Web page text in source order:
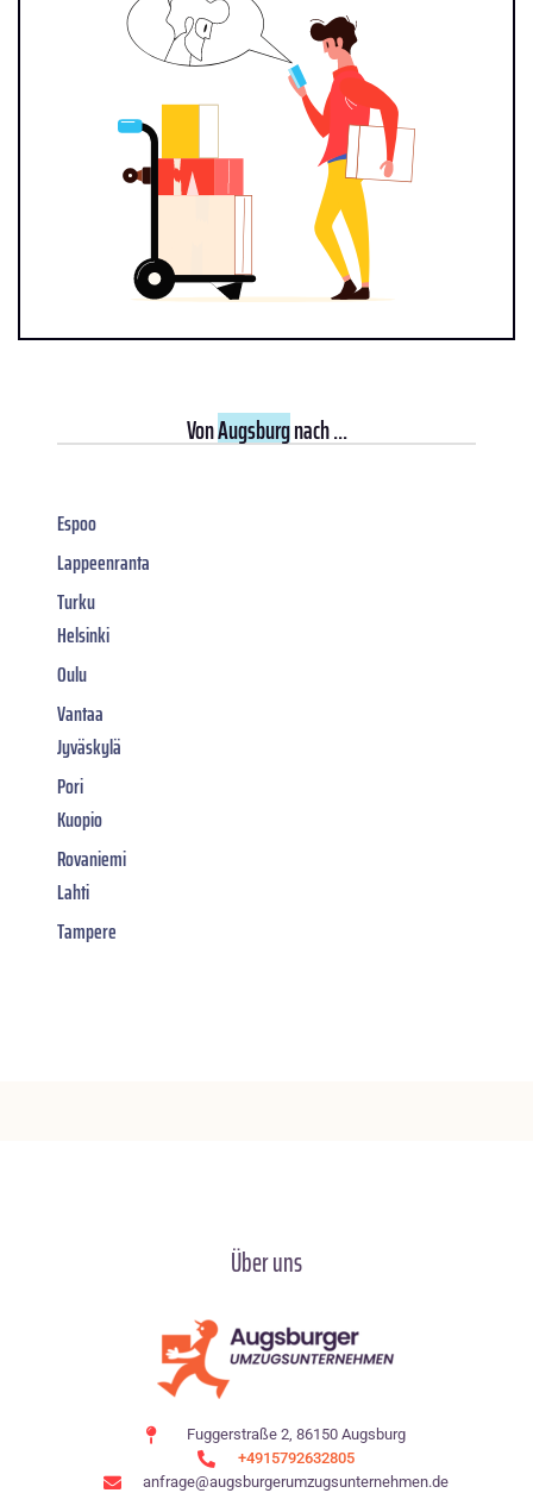
VonAugsburgnach ...
Espoo
Lappeenranta
Turku
Helsinki
Oulu
Vantaa
Jyväskylä
Pori
Kuopio
Rovaniemi
Lahti
Tampere
Über uns
Fuggerstraße 2, 86150 Augsburg
+4915792632805
anfrage@augsburgerumzugsunternehmen.de